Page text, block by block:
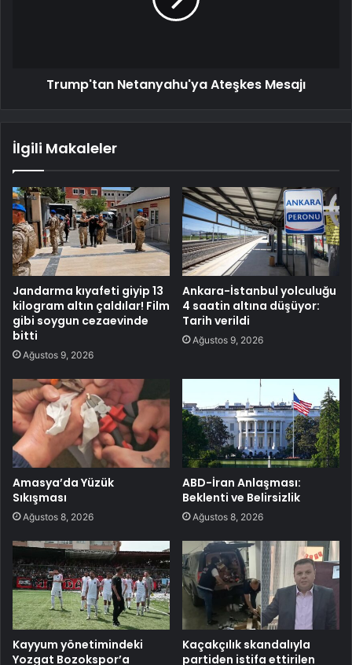
Trump'tan Netanyahu'ya Ateşkes Mesajı
İlgili Makaleler
Jandarma kıyafeti giyip 13
kilogram altın çaldılar! Film
gibi soygun cezaevinde
bitti
Ağustos 9, 2026
Ankara-İstanbul yolculuğu
4 saatin altına düşüyor:
Tarih verildi
Ağustos 9, 2026
Amasya’da Yüzük
Sıkışması
Ağustos 8, 2026
ABD-İran Anlaşması:
Beklenti ve Belirsizlik
Ağustos 8, 2026
Kayyum yönetimindeki
Yozgat Bozokspor’a
Kaçakçılık skandalıyla
partiden istifa ettirilen